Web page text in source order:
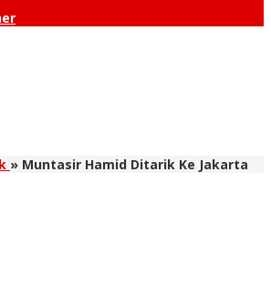
» Muntasir Hamid Ditarik Ke Jakarta